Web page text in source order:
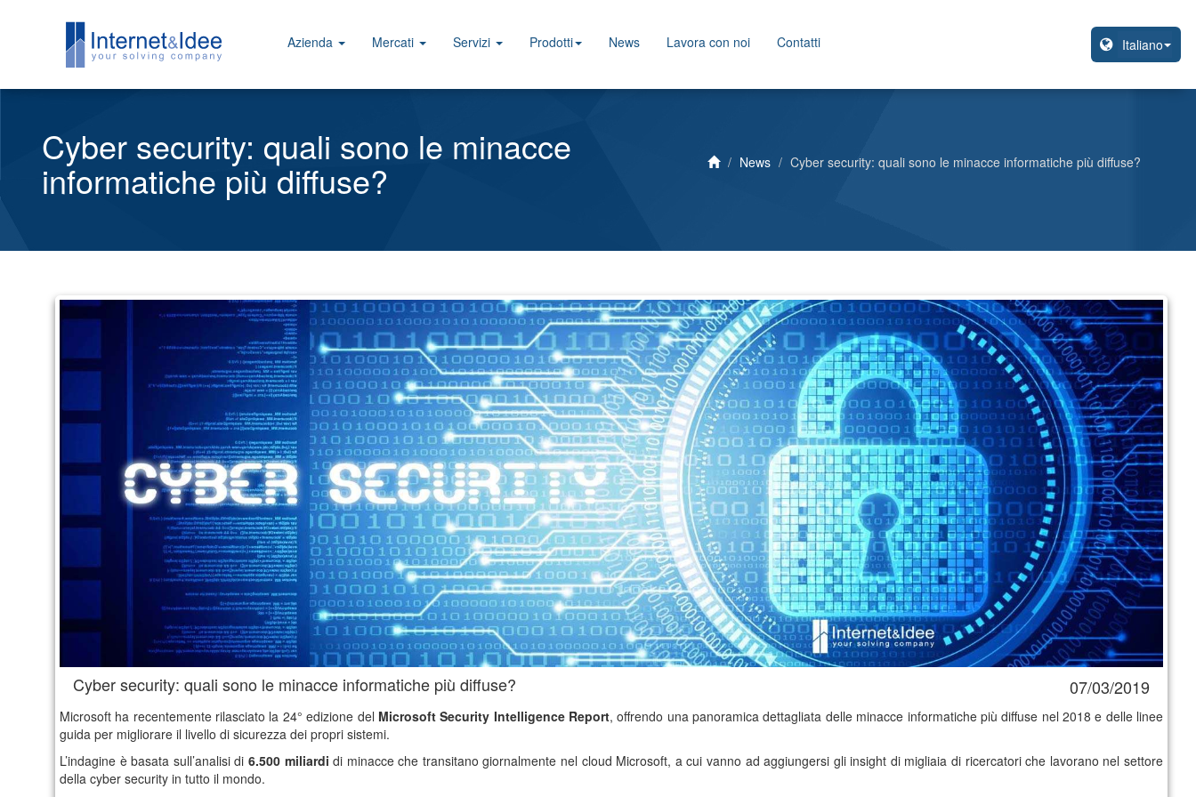
Azienda Mercati Servizi Prodotti News Lavora con noi Contatti
Cyber security: quali sono le minacce
informatiche più diffuse? News Cyber security: quali sono le minacce informatiche più diffuse?
Cyber security: quali sono le minacce informatiche più diffuse? 07/03/2019
Microsoft ha recentemente rilasciato la 24° edizione del Microsoft Security Intelligence Report, offrendo una panoramica dettagliata delle minacce informatiche più diffuse nel 2018 e delle linee
guida per migliorare il livello di sicurezza dei propri sistemi.
L’indagine è basata sull’analisi di 6.500 miliardi di minacce che transitano giornalmente nel cloud Microsoft, a cui vanno ad aggiungersi gli insight di migliaia di ricercatori che lavorano nel settore
della cyber security in tutto il mondo.